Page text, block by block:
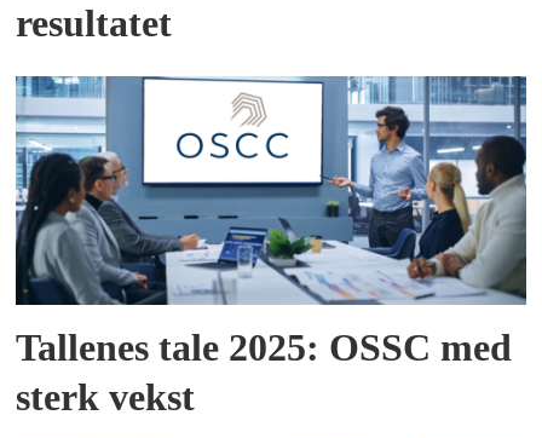
resultatet
Tallenes tale 2025: OSSC med
sterk vekst